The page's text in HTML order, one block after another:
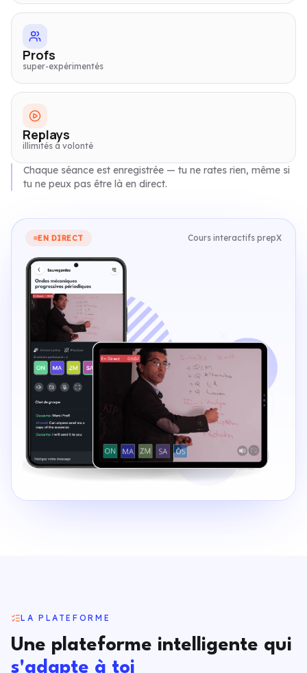
Profs
super-expérimentés
Replays
illimités à volonté
Chaque séance est enregistrée — tu ne rates rien, même si
tu ne peux pas être là en direct.
EN DIRECT Cours interactifs prepX
LA PLATEFORME
Une plateforme intelligente qui
s'adapte à toi